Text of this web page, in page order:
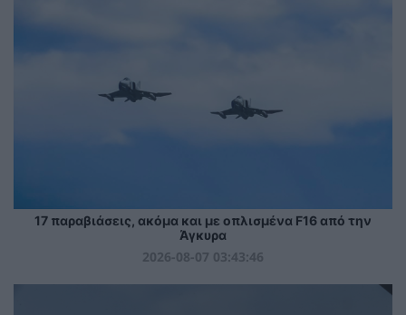
17 παραβιάσεις, ακόμα και με οπλισμένα F16 από την
Άγκυρα
2026-08-07 03:43:46